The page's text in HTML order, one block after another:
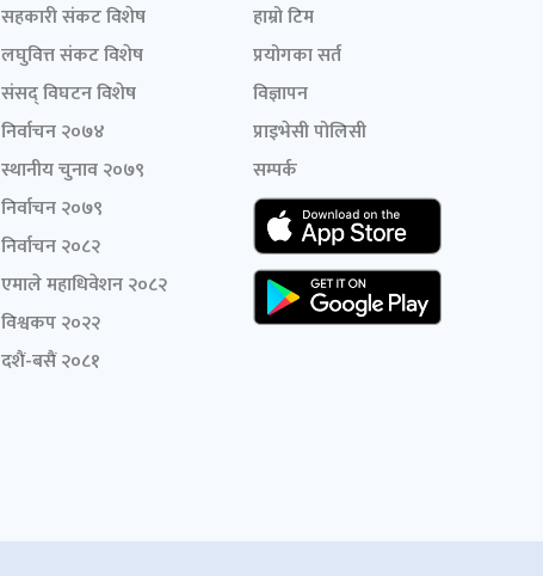
सहकारी संकट विशेष
लघुवित्त संकट विशेष
संसद् विघटन विशेष
निर्वाचन २०७४
स्थानीय चुनाव २०७९
निर्वाचन २०७९
निर्वाचन २०८२
एमाले महाधिवेशन २०८२
विश्वकप २०२२
दशैं-बसैं २०८१
हाम्रो टिम
प्रयोगका सर्त
विज्ञापन
प्राइभेसी पोलिसी
सम्पर्क